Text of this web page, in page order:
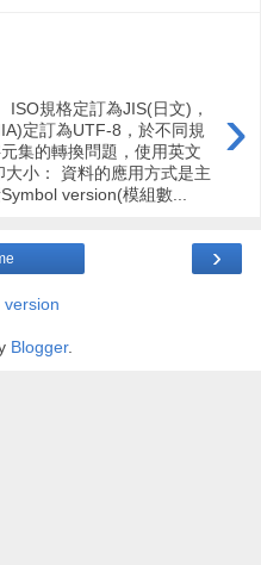
›
ISO規格定訂為JIS(日文)，
定訂為UTF-8，於不同規
集的轉換問題，使用英文
小： 資料的應用方式是主
version(模組數...
›
version
Blogger.